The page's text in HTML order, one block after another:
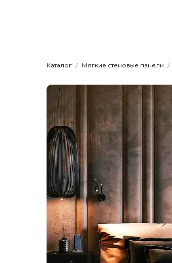
Каталог Мягкие стеновые панели